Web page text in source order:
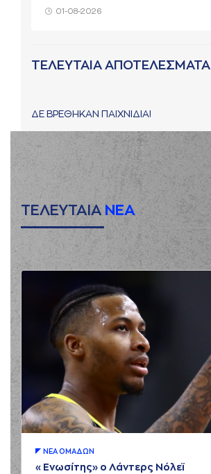
01-08-2026
ΤΕΛΕΥΤΑΙΑ ΑΠΟΤΕΛΕΣΜΑΤΑ
ΔΕ ΒΡΕΘΗΚΑΝ ΠΑΙΧΝΙΔΙΑ!
ΤΕΛΕΥΤΑΙΑ ΝΕΑ
ΝΕA ΟΜAΔΩΝ
«Ενωσίτης» ο Λάντερς Νόλεϊ